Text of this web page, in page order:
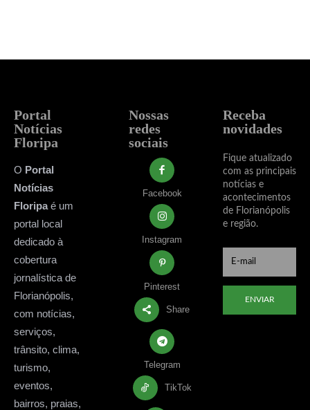
Portal
Notícias
Floripa
O Portal
Notícias
Floripaé um
portal local
dedicado à
cobertura
jornalística de
Florianópolis,
com notícias,
serviços,
trânsito, clima,
turismo,
eventos,
bairros, praias,
Nossas
redes
sociais
Facebook
Instagram
Pinterest
Share
Telegram
TikTok
Receba
novidades
Fique atualizado
com as principais
notícias e
acontecimentos
de Florianópolis
e região.
ENVIAR